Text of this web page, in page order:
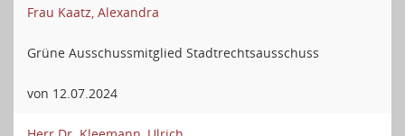
Frau Kaatz, Alexandra
Grüne Ausschussmitglied Stadtrechtsausschuss
von 12.07.2024